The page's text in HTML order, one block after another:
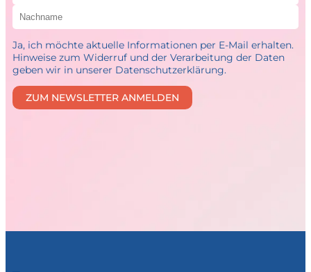
Ja, ich möchte aktuelle Informationen per E-Mail erhalten.
Hinweise zum Widerruf und der Verarbeitung der Daten
geben wir in unserer Datenschutzerklärung.